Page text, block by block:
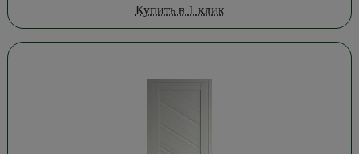
Купить в 1 клик